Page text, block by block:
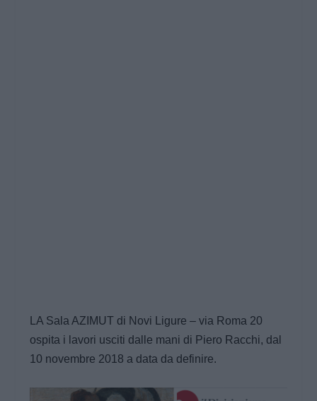
LA Sala AZIMUT di Novi Ligure – via Roma 20
ospita i lavori usciti dalle mani di Piero Racchi, dal
10 novembre 2018 a data da definire.